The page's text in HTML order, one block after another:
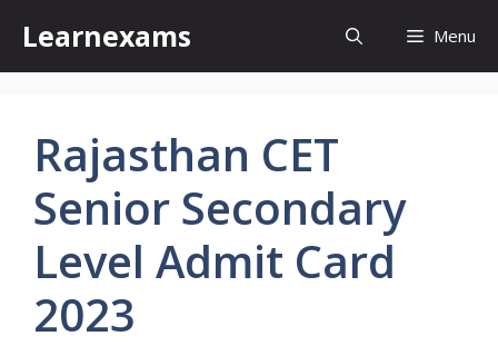
content
Learnexams Menu
Rajasthan CET
Senior Secondary
Level Admit Card
2023